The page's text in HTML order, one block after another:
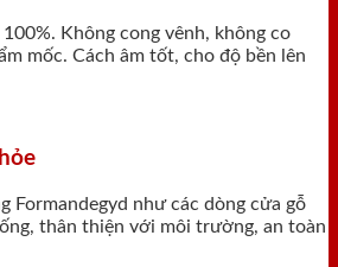
Không cong vênh, không co
mốc. Cách âm tốt, cho độ bền lên
Formandegyd như các dòng cửa gỗ
thân thiện với môi trường, an toàn